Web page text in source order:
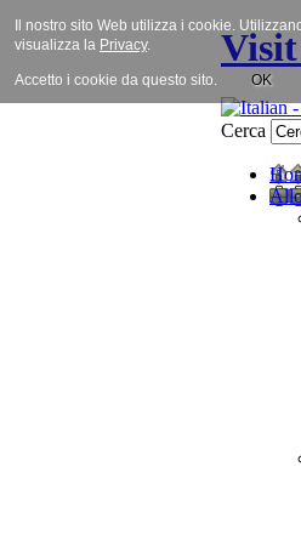
Cerca
Il nostro sito Web utilizza i cookie.
visualizza la Privacy.
Accetto i cookie da questo sito. OK